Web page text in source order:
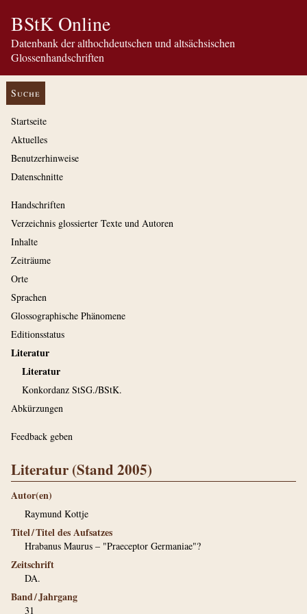
BStK Online
Datenbank der althochdeutschen und altsächsischen
Glossenhandschriften
Suche
Startseite
Aktuelles
Benutzerhinweise
Datenschnitte
Handschriften
Verzeichnis glossierter Texte und Autoren
Inhalte
Zeiträume
Orte
Sprachen
Glossographische Phänomene
Editionsstatus
Literatur
Literatur
Konkordanz StSG./BStK.
Abkürzungen
Feedback geben
Literatur (Stand 2005)
Autor(en)
Raymund Kottje
Titel / Titel des Aufsatzes
Hrabanus Maurus – "Praeceptor Germaniae"?
Zeitschrift
DA.
Band / Jahrgang
31